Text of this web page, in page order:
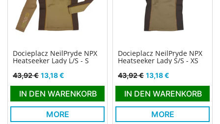
Docieplacz NeilPryde NPX
Heatseeker Lady L/S - S
Verkaufspreis
43,92 € Preis
13,18 €
IN DEN WARENKORB
MORE
Docieplacz NeilPryde NPX
Heatseeker Lady S/S - XS
Verkaufspreis
43,92 € Preis
13,18 €
IN DEN WARENKORB
MORE